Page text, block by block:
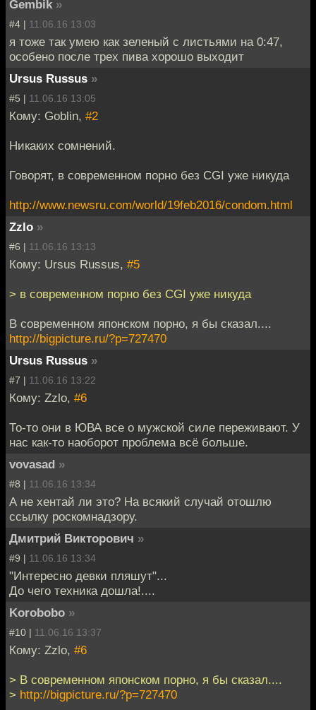
Gembik »
#4 | 11.06.16 13:03
я тоже так умею как зеленый с листьями на 0:47,
особено после трех пива хорошо выходит
Ursus Russus »
#5 | 11.06.16 13:05
Кому: Goblin, #2
Никаких сомнений.
Говорят, в современном порно без CGI уже никуда
http://www.newsru.com/world/19feb2016/condom.html
Zzlo »
#6 | 11.06.16 13:13
Кому: Ursus Russus, #5
> в современном порно без CGI уже никуда
В современном японском порно, я бы сказал....
http://bigpicture.ru/?p=727470
Ursus Russus »
#7 | 11.06.16 13:22
Кому: Zzlo, #6
То-то они в ЮВА все о мужской силе переживают. У
нас как-то наоборот проблема всё больше.
vovasad »
#8 | 11.06.16 13:34
А не хентай ли это? На всякий случай отошлю
ссылку роскомнадзору.
Дмитрий Викторович »
#9 | 11.06.16 13:34
"Интересно девки пляшут"...
До чего техника дошла!....
Korobobo »
#10 | 11.06.16 13:37
Кому: Zzlo, #6
> В современном японском порно, я бы сказал....
> http://bigpicture.ru/?p=727470